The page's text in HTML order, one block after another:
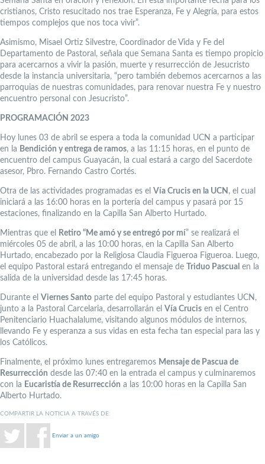
cristianos, Cristo resucitado nos trae Esperanza, Fe y Alegría, para estos
tiempos complejos que nos toca vivir”.
Asimismo, Misael Ortiz Silvestre, Coordinador de Vida y Fe del
Departamento de Pastoral, señala que Semana Santa es tiempo propicio
para acercarnos a vivir la pasión, muerte y resurrección de Jesucristo
desde la instancia universitaria, “pero también debemos acercarnos a las
parroquias de nuestras comunidades, para renovar nuestra Fe y nuestro
encuentro personal con Jesucristo”.
PROGRAMACIÓN 2023
Hoy lunes 03 de abril se espera a toda la comunidad UCN a participar
en la Bendición y entrega de ramos, a las 11:15 horas, en el punto de
encuentro del campus Guayacán, la cual estará a cargo del Sacerdote
asesor, Pbro. Fernando Castro Cortés.
Otra de las actividades programadas es el Vía Crucis en la UCN , el cual
iniciará a las 16:00 horas en la portería del campus y pasará por 15
estaciones, finalizando en la Capilla San Alberto Hurtado.
Mientras que el Retiro “Me amó y se entregó por mí” se realizará el
miércoles 05 de abril, a las 10:00 horas, en la Capilla San Alberto
Hurtado, encabezado por la Religiosa Claudia Figueroa Figueroa. Luego,
el equipo Pastoral estará entregando el mensaje de
Triduo Pascual en la
salida de la universidad desde las 17:45 horas.
Durante el Viernes Santo parte del equipo Pastoral y estudiantes UCN,
junto a la Pastoral Carcelaria, desarrollarán el Vía Crucis en el Centro
Penitenciario Huachalalume, visitando algunos módulos de internos,
llevando Fe y esperanza a sus vidas en esta fecha tan especial para las y
los Católicos.
Finalmente, el próximo lunes entregaremos Mensaje de Pascua de
Resurrección desde las 07:40 en la entrada el campus y culminaremos
con la Eucaristía de Resurrección a las 10:00 horas en la Capilla San
Alberto Hurtado.
COMPARTIR LA NOTICIA A TRAVÉS DE:
Enviar a un amigo